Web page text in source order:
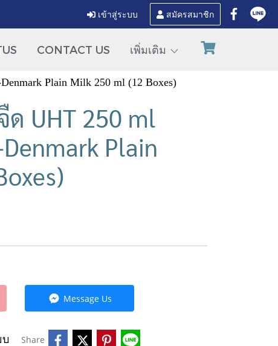
เข้าสู่ระบบ สมัครสมาชิก
CONTACT US เพิ่มเติม
Plain Milk 250 ml (12 Boxes)
UHT 250 ml
Plain
Message Us
บ Share